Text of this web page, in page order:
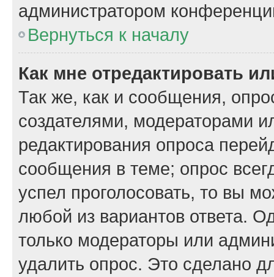
администратором
Вернуться к началу
Как мне отредактировать
Так же, как и сообщения,
создателями, модераторами
редактирования опроса
сообщения в теме; опрос
успел проголосовать, то вы
любой из вариантов ответа.
только модераторы или
удалить опрос. Это сделано